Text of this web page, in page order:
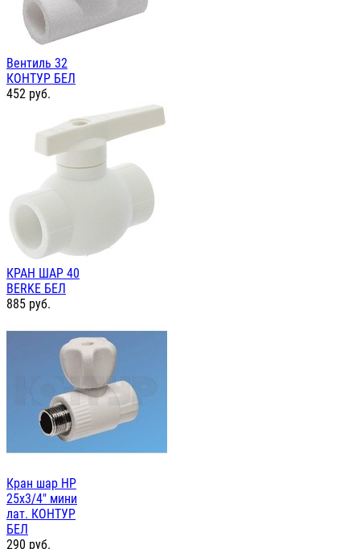
Вентиль 32
КОНТУР БЕЛ
452 руб.
КРАН ШАР 40
BERKE БЕЛ
885 руб.
Кран шар НР
25х3/4" мини
лат. КОНТУР
БЕЛ
290 руб.